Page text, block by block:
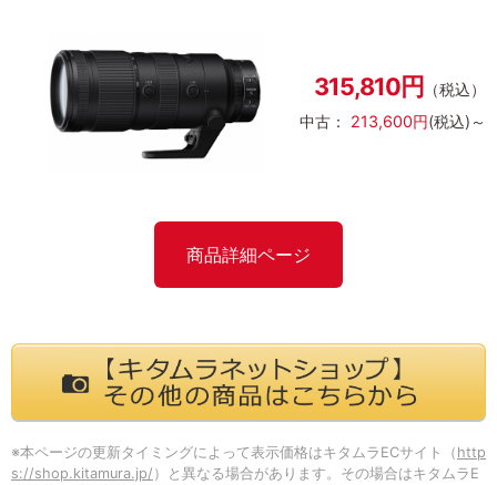
315,810円
（税込）
中古： 213,600円(税込)～
商品詳細ページ
※本ページの更新タイミングによって表示価格はキタムラECサイト（ http
s://shop.kitamura.jp/ ）と異なる場合があります。その場合はキタムラE